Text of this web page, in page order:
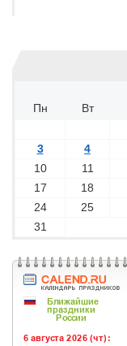
Пн
Вт
3
4
10
11
17
18
24
25
31